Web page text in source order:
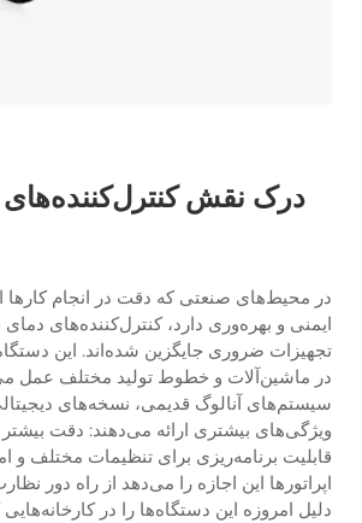
درک نقش کنترل‌کننده‌های
در محیط‌های صنعتی که دقت در انجام کارها
ایمنی و بهره‌وری دارد، کنترل‌کننده‌های دمای
تجهیزات ضروری جایگزین شده‌اند. این
در ماشین‌آلات و خطوط تولید مختلف عمل
سیستم‌های آنالوگ قدیمی، نسخه‌های
ویژگی‌های بیشتری ارائه می‌دهند: دقت بیشتر
قابلیت برنامه‌ریزی برای تنظیمات مختلف و
اپراتورها این اجازه را می‌دهد از راه دور
دلیل امروزه این دستگاه‌ها را در کارخانه‌هایی